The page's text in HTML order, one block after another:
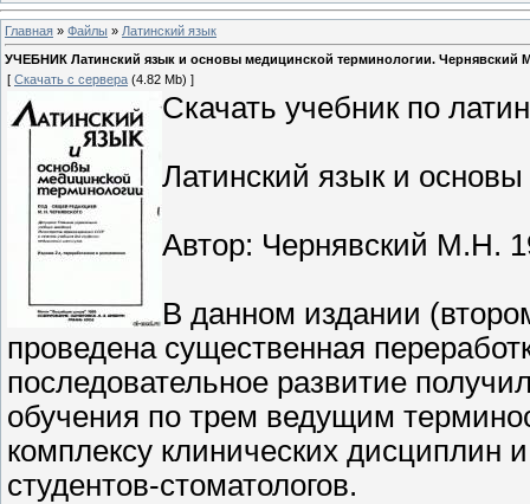
Главная » Файлы » Латинский язык
УЧЕБНИК Латинский язык и основы медицинской терминологии. Чернявский
[ Скачать с сервера (4.82 Mb) ]
Скачать учебник по
Латинский язык и
Автор: Чернявский М.Н.
В данном издании
проведена существенная
последовательное развитие
обучения по трем ведущим
комплексу клинических
студентов-стоматологов.